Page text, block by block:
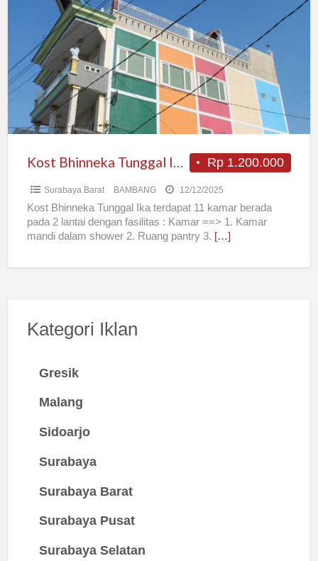
Bhinneka
area
SIMO
fasilitas
Lengkap
Rp 1.200.000
Kost Bhinneka Tunggal Ika area SIMO fasilitas Lengkap
Surabaya Barat BAMBANG 12/12/2025
Kost Bhinneka Tunggal Ika terdapat 11 kamar berada
pada 2 lantai dengan fasilitas : Kamar ==> 1. Kamar
mandi dalam shower 2. Ruang pantry 3. […]
Kategori Iklan
Gresik
Malang
Sidoarjo
Surabaya
Surabaya Barat
Surabaya Pusat
Surabaya Selatan